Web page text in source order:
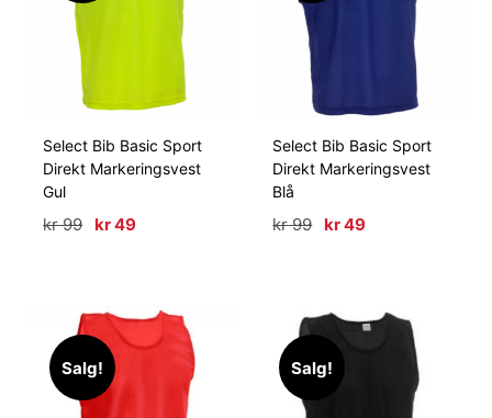
Select Bib Basic Sport
Direkt Markeringsvest
Gul
kr99 Opprinnelig
kr49Nåværende
Select Bib Basic Sport
Direkt Markeringsvest
Blå
kr99 Opprinnelig
kr49Nåværende
Salg! Salg!